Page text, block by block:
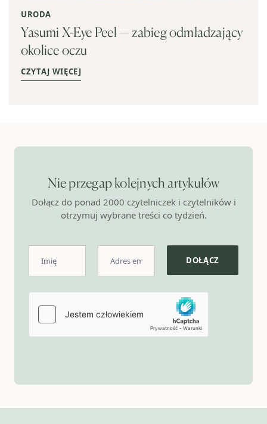
URODA
Yasumi X-Eye Peel — zabieg odmładzający
okolice oczu
CZYTAJ WIĘCEJ
Nie przegap kolejnych artykułów
Dołącz do ponad 2000 czytelniczek i czytelników i
otrzymuj wybrane treści co tydzień.